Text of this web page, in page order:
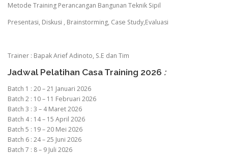
Metode Training Perancangan Bangunan Teknik Sipil
Presentasi, Diskusi , Brainstorming, Case Study,Evaluasi
Trainer : Bapak Arief Adinoto, S.E dan Tim
Jadwal Pelatihan Casa Training 2026 :
Batch 1 : 20 – 21 Januari 2026
Batch 2 : 10 – 11 Februari 2026
Batch 3 : 3 – 4 Maret 2026
Batch 4 : 14 – 15 April 2026
Batch 5 : 19 – 20 Mei 2026
Batch 6 : 24 – 25 Juni 2026
Batch 7 : 8 – 9 Juli 2026